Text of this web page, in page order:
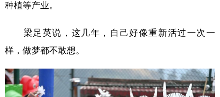
种植等产业。
梁足英说，这几年，自己好像重新活过一次一
样，做梦都不敢想。